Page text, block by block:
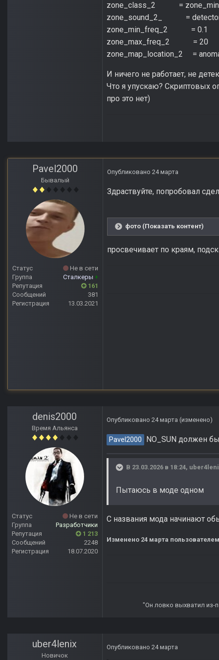
zone_class_2 =
zone_sound_2_ =
zone_min_freq_2 = 0.1
zone_max_freq_2 = 20
zone_map_location_2 =
И ничего не работает, не
Что я упускаю? Скриптовых
про это нет)
Pavel2000
Бывалый
Статус
Не в сети
Группа
Сталкеры +
Репутация
161
Сообщений
381
Регистрация
13.03.2021
Опубликовано 24 марта
Здраствуйте, попробовал
фото (Показать контент)
просвечивает по краям,
denis2000
Время Альянса
Статус
Не в сети
Группа
Разработчики
Репутация
1 213
Сообщений
2248
Регистрация
18.07.2020
Опубликовано 24 марта (изменено)
Pavel2000 NO_SUN должен
В 23.03.2026 в 18:24,
Пытаюсь в моде одном
С названия мода начинают
Изменено 24 марта
"Он ловко выхватил из-
uber4lenix
Новичок
Опубликовано 24 марта